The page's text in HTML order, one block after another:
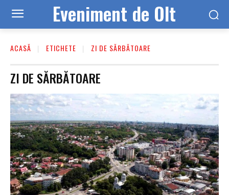
Eveniment de Olt
ACASĂ ETICHETE ZI DE SĂRBĂTOARE
ZI DE SĂRBĂTOARE